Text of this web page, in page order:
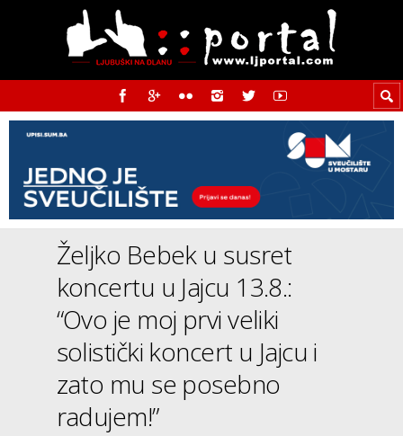
Željko Bebek u susret
koncertu u Jajcu 13.8.:
“Ovo je moj prvi veliki
solistički koncert u Jajcu i
zato mu se posebno
radujem!”